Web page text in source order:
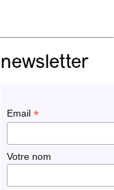
newsletter
Email*
Votre nom